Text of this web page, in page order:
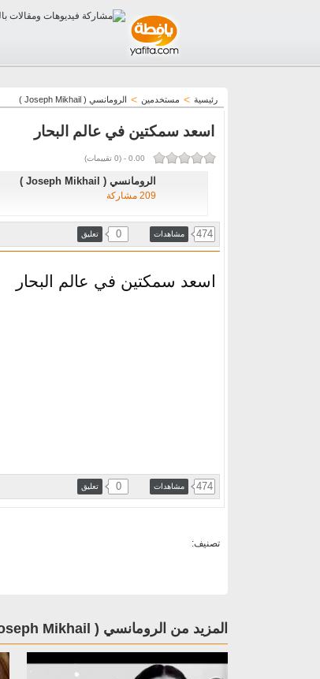
رئيسية > مستخدمين > الرومانسي ( ‏‎Joseph Mikhail )
اسعد سمكتين في عالم البحار
0.00
-
(
0 تقييمات)
الرومانسي ( ‏‎Joseph Mikhail )
209 مشاركة
474 مشاهدات 0 تعليق
اسعد سمكتين في عالم البحار
474 مشاهدات 0 تعليق
تصنيف:
المزيد من الرومانسي ( ‏‎Joseph Mikhail )